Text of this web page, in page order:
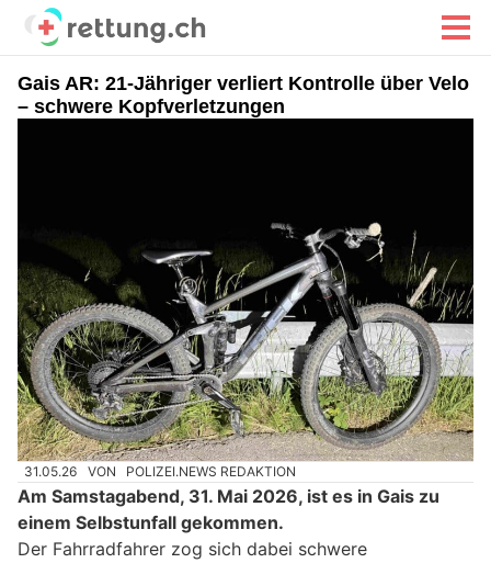
Gais AR: 21-Jähriger verliert Kontrolle über Velo
– schwere Kopfverletzungen
31.05.26 VON POLIZEI.NEWS REDAKTION
Am Samstagabend, 31. Mai 2026, ist es in Gais zu
einem Selbstunfall gekommen.
Der Fahrradfahrer zog sich dabei schwere